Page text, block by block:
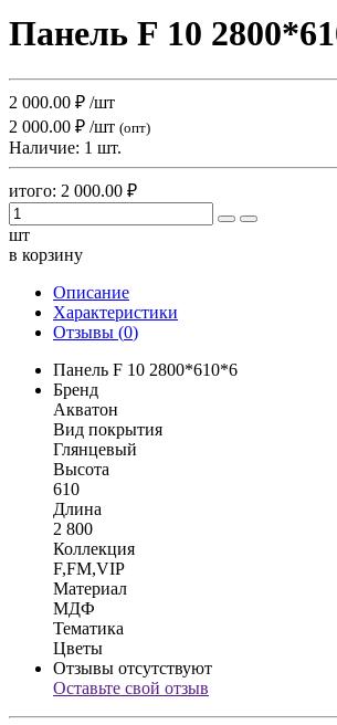
Панель F 10
2 000.00 ₽ /шт
2 000.00 ₽ /шт (опт)
Наличие: 1 шт.
итого: 2 000.00 ₽
шт
в корзину
Описание
Характеристики
Отзывы (0)
Панель F 10 2800*610*6
Бренд
Акватон
Вид покрытия
Глянцевый
Высота
610
Длина
2 800
Коллекция
F,FM,VIP
Материал
МДФ
Тематика
Цветы
Отзывы отсутствуют
Оставьте свой отзыв